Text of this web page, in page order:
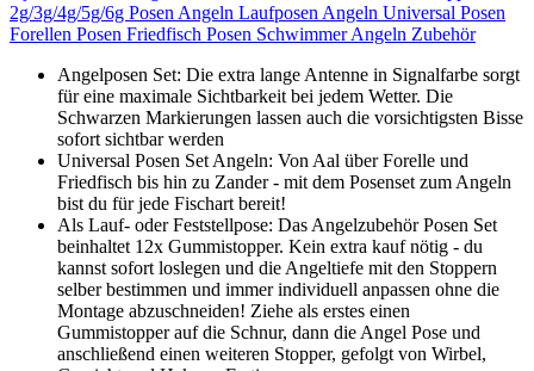
2g/3g/4g/5g/6g Posen Angeln Laufposen Angeln Universal Posen
Forellen Posen Friedfisch Posen Schwimmer Angeln Zubehör
Angelposen Set: Die extra lange Antenne in Signalfarbe sorgt
für eine maximale Sichtbarkeit bei jedem Wetter. Die
Schwarzen Markierungen lassen auch die vorsichtigsten Bisse
sofort sichtbar werden
Universal Posen Set Angeln: Von Aal über Forelle und
Friedfisch bis hin zu Zander - mit dem Posenset zum Angeln
bist du für jede Fischart bereit!
Als Lauf- oder Feststellpose: Das Angelzubehör Posen Set
beinhaltet 12x Gummistopper. Kein extra kauf nötig - du
kannst sofort loslegen und die Angeltiefe mit den Stoppern
selber bestimmen und immer individuell anpassen ohne die
Montage abzuschneiden! Ziehe als erstes einen
Gummistopper auf die Schnur, dann die Angel Pose und
anschließend einen weiteren Stopper, gefolgt von Wirbel,